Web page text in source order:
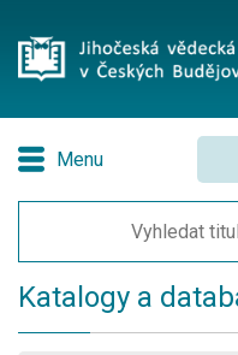
Menu
Katalogy a